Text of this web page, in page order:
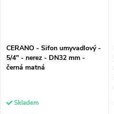
CERANO - Sifon umyvadlový -
5/4" - nerez - DN32 mm -
černá matná
Skladem